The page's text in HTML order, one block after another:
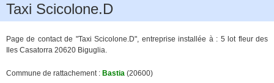
Taxi Scicolone.D
Page de contact de "Taxi Scicolone.D", entreprise installée à : 5 lot fleur des
Iles Casatorra 20620 Biguglia.
Commune de rattachement : Bastia (20600)